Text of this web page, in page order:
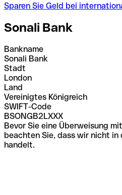
Sparen Sie Geld bei
Sonali Bank
Bankname
Sonali Bank
Stadt
London
Land
Vereinigtes Königreich
SWIFT-Code
BSONGB2LXXX
Bevor Sie eine Überweisung
beachten Sie, dass wir nicht
handelt.